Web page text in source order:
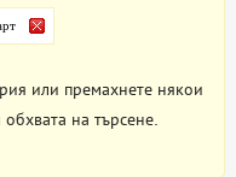
или премахнете някои
на търсене.